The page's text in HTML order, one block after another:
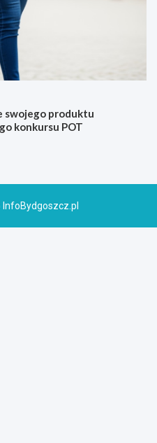
swojego produktu
konkursu POT
InfoBydgoszcz.pl